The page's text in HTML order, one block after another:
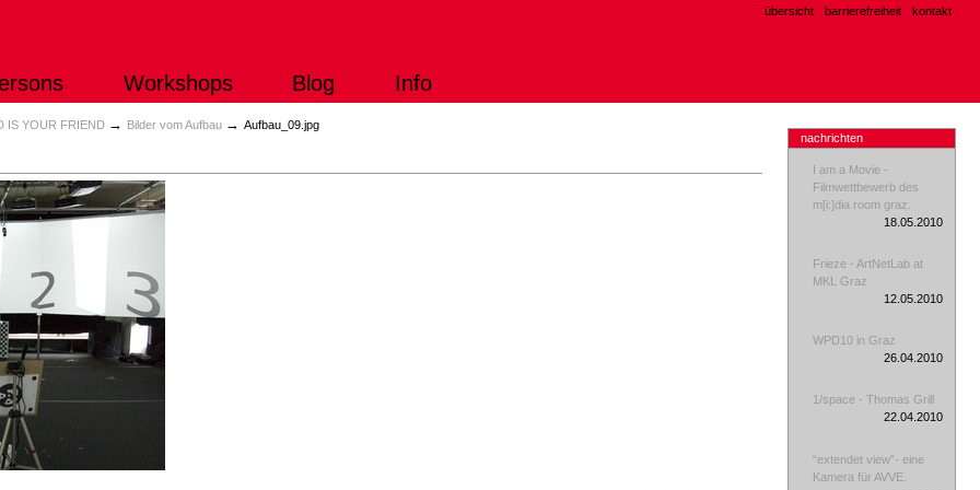
übersicht barrierefreiheit kontakt
Workshops Blog Info
IS YOUR FRIEND → Bilder vom Aufbau →Aufbau_09.jpg
nachrichten
I am a Movie -
Filmwettbewerb des
m[i:]dia room graz.
18.05.2010
Frieze - ArtNetLab at
MKL Graz
12.05.2010
WPD10 in Graz
26.04.2010
1/space - Thomas Grill
22.04.2010
“extendet view”- eine
Kamera für AVVE.